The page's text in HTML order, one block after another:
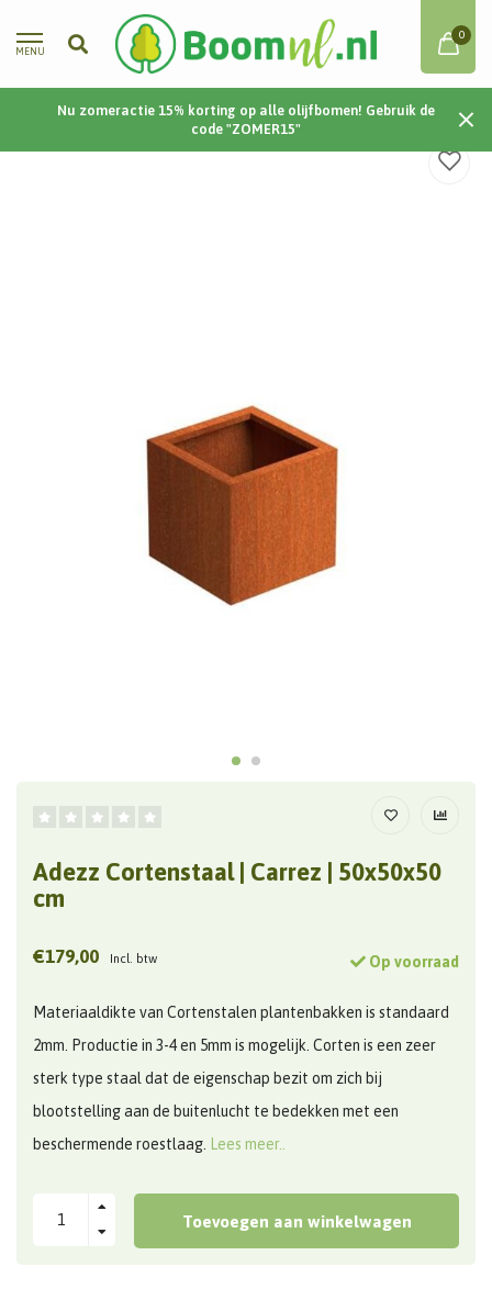
MENU
0
Nu zomeractie 15% korting op alle olijfbomen! Gebruik de
code "ZOMER15"
Home / Cortenstaal | Carrez | 50x50x50 cm
Adezz Cortenstaal | Carrez | 50x50x50
cm
€179,00 Incl. btw Op voorraad
Materiaaldikte van Cortenstalen plantenbakken is standaard
2mm. Productie in 3-4 en 5mm is mogelijk. Corten is een zeer
sterk type staal dat de eigenschap bezit om zich bij
blootstelling aan de buitenlucht te bedekken met een
beschermende roestlaag. Lees meer..
Toevoegen aan winkelwagen